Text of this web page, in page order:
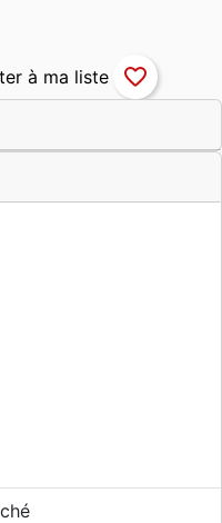
favorite_border